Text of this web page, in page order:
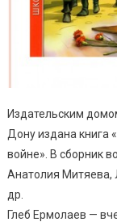
Издательским
Дону издана книга
войне». В сборник
Анатолия Митяева,
др.
Глеб Ермолаев —